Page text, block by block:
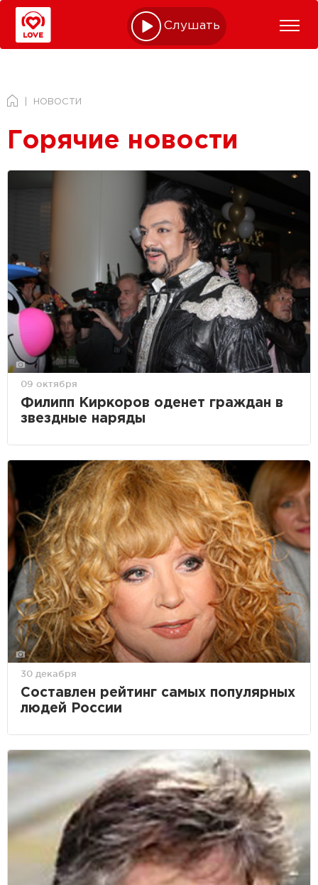
Слушать online
НОВОСТИ
Горячие новости
09 октября
Филипп Киркоров оденет граждан в
звездные наряды
30 декабря
Составлен рейтинг самых популярных
людей России